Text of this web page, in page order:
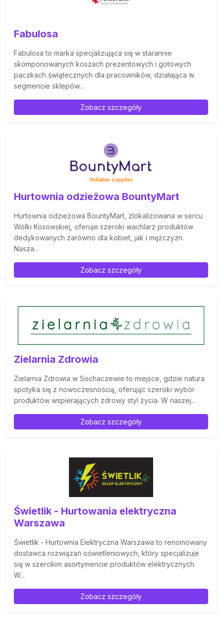
Fabulosa
Fabulosa to marka specjalizująca się w starannie
skomponowanych koszach prezentowych i gotowych
paczkach świątecznych dla pracowników, działająca w
segmencie sklepów...
Zobacz szczegóły
Hurtownia odzieżowa BountyMart
Hurtownia odzieżowa BountyMart, zlokalizowana w sercu
Wólki Kosowskiej, oferuje szeroki wachlarz produktów
dedykowanych zarówno dla kobiet, jak i mężczyzn.
Nasza...
Zobacz szczegóły
Zielarnia Zdrowia
Zielarnia Zdrowia w Sochaczewie to miejsce, gdzie natura
spotyka się z nowoczesnością, oferując szeroki wybór
produktów wspierających zdrowy styl życia. W naszej...
Zobacz szczegóły
Świetlik - Hurtowania elektryczna
Warszawa
Świetlik - Hurtownia Elektryczna Warszawa to renomowany
dostawca rozwiązań oświetleniowych, który specjalizuje
się w szerokim asortymencie produktów elektrycznych.
W...
Zobacz szczegóły